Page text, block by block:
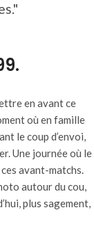
en avant ce
où en famille
le coup d’envoi,
Une journée où le
avant-matchs.
autour du cou,
plus sagement,